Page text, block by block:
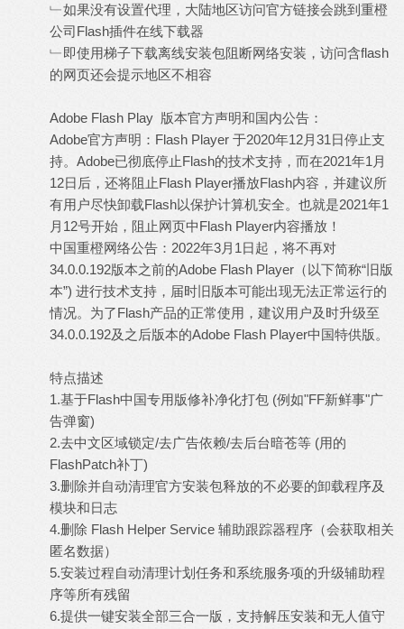
﹂如果没有设置代理，大陆地区访问官方链接会跳到重橙
公司Flash插件在线下载器
﹂即使用梯子下载离线安装包阻断网络安装，访问含flash
的网页还会提示地区不相容
Adobe Flash Play 版本官方声明和国内公告：
Adobe官方声明：Flash Player 于2020年12月31日停止支
持。Adobe已彻底停止Flash的技术支持，而在2021年1月
12日后，还将阻止Flash Player播放Flash内容，并建议所
有用户尽快卸载Flash以保护计算机安全。也就是2021年1
月12号开始，阻止网页中Flash Player内容播放！
中国重橙网络公告：2022年3月1日起，将不再对
34.0.0.192版本之前的Adobe Flash Player（以下简称“旧版
本”) 进行技术支持，届时旧版本可能出现无法正常运行的
情况。为了Flash产品的正常使用，建议用户及时升级至
34.0.0.192及之后版本的Adobe Flash Player中国特供版。
特点描述
1.基于Flash中国专用版修补净化打包 (例如"FF新鲜事"广
告弹窗)
2.去中文区域锁定/去广告依赖/去后台暗苍等 (用的
FlashPatch补丁)
3.删除并自动清理官方安装包释放的不必要的卸载程序及
模块和日志
4.删除 Flash Helper Service 辅助跟踪器程序（会获取相关
匿名数据）
5.安装过程自动清理计划任务和系统服务项的升级辅助程
序等所有残留
6.提供一键安装全部三合一版，支持解压安装和无人值守